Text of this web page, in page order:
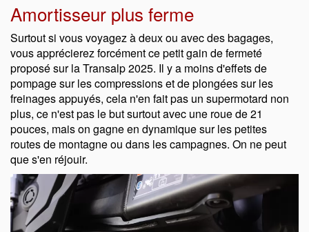
Amortisseur plus ferme
Surtout si vous voyagez à deux ou avec des bagages,
vous apprécierez forcément ce petit gain de fermeté
proposé sur la Transalp 2025. Il y a moins d'effets de
pompage sur les compressions et de plongées sur les
freinages appuyés, cela n'en fait pas un supermotard non
plus, ce n'est pas le but surtout avec une roue de 21
pouces, mais on gagne en dynamique sur les petites
routes de montagne ou dans les campagnes. On ne peut
que s'en réjouir.